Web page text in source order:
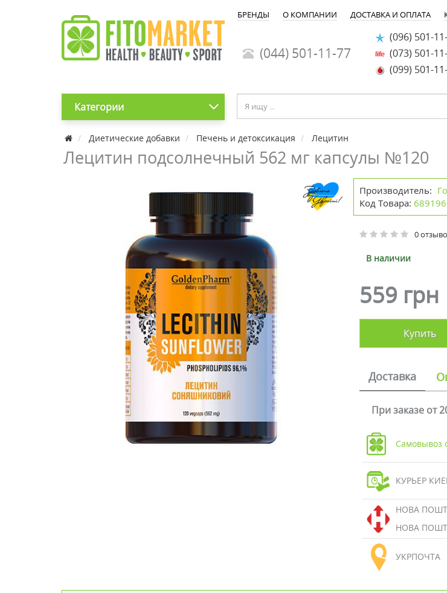
БРЕНДЫ О КОМПАНИИ ДОСТАВКА И ОПЛАТА
(044) 501-11-77
(096) 501-
(073) 501-
(099) 501-
Категории
Диетические добавки Печень и детоксикация Лецитин
Лецитин подсолнечный 562 мг капсулы №120
Производитель:
Код Товара: 689196
0
В наличии
559 грн
Купить
Доставка
При заказе от
Самовывоз
КУРЬЕР
НОВА
НОВА
УКРПОЧТА